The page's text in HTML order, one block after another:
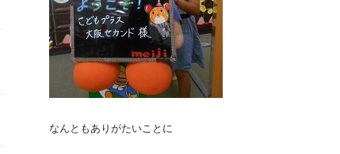
なんともありがたいことに